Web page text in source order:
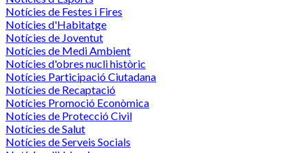
Notícies de Festes i Fires
Notícies d'Habitatge
Notícies de Joventut
Notícies de Medi Ambient
Notícies d'obres nucli històric
Notícies Participació Ciutadana
Notícies de Recaptació
Notícies Promoció Econòmica
Notícies de Protecció Civil
Notícies de Salut
Notícies de Serveis Socials